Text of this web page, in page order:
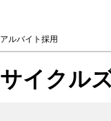
アルバイト採用
サイクル